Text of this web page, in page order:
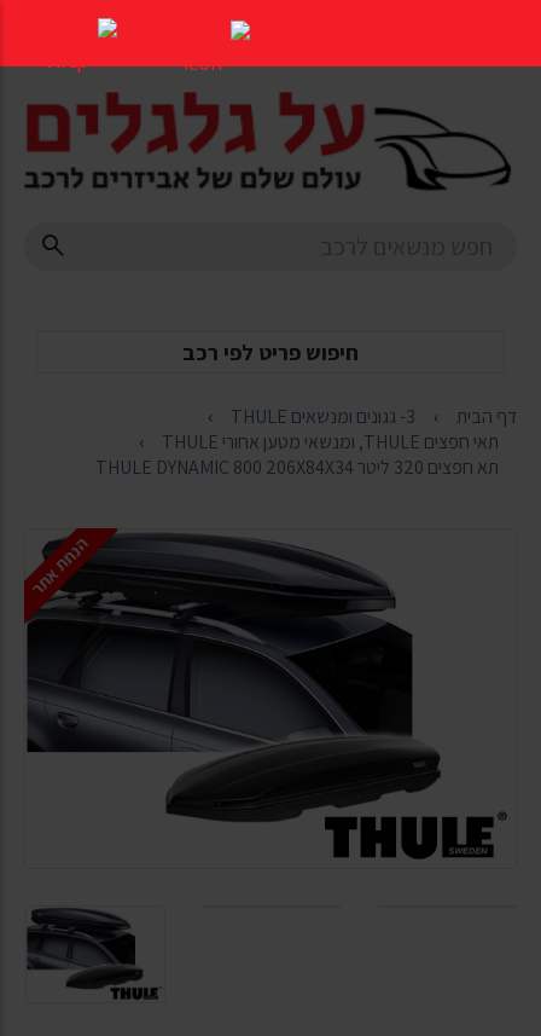
העמוד
חיפוש פריט לפי רכב
דף הבית
3- גגונים ומנשאים THULE
תאי חפצים THULE, ומנשאי מטען אחורי THULE
תא חפצים 320 ליטר THULE DYNAMIC 800 206X84X34
הנחת אתר